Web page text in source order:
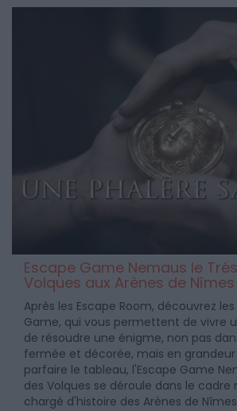
Escape Game Nemaus le
Volques aux Arènes de Nîmes
Après les Escape Room, découvrez les
Game, qui vous permettent de vivre
de résoudre une énigme, non pas
fermée et décorée, mais en
parfaire le tableau, l'Escape Game
des Volques se déroule dans le
chargé d'histoire des Arènes de